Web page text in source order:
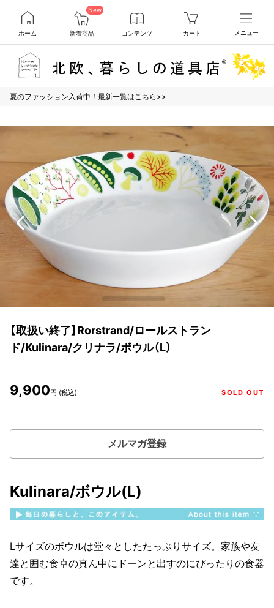
ホーム
New
新着商品 コンテンツ カート メニュー
夏のファッション入荷中！最新一覧はこちら>>
【取扱い終了】Rorstrand/ロールストラン
ド/Kulinara/クリナラ/ボウル（L）
9,900円 (税込) SOLD OUT
メルマガ登録
Kulinara/ボウル(L)
Lサイズのボウルは堂々としたたっぷりサイズ。家族や友
達と囲む食卓の真ん中にドーンと出すのにぴったりの食器
です。